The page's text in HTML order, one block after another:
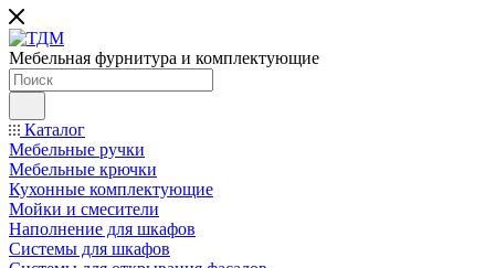
Мебельная фурнитура и комплектующие
Каталог
Мебельные ручки
Мебельные крючки
Кухонные комплектующие
Мойки и смесители
Наполнение для шкафов
Cистемы для шкафов